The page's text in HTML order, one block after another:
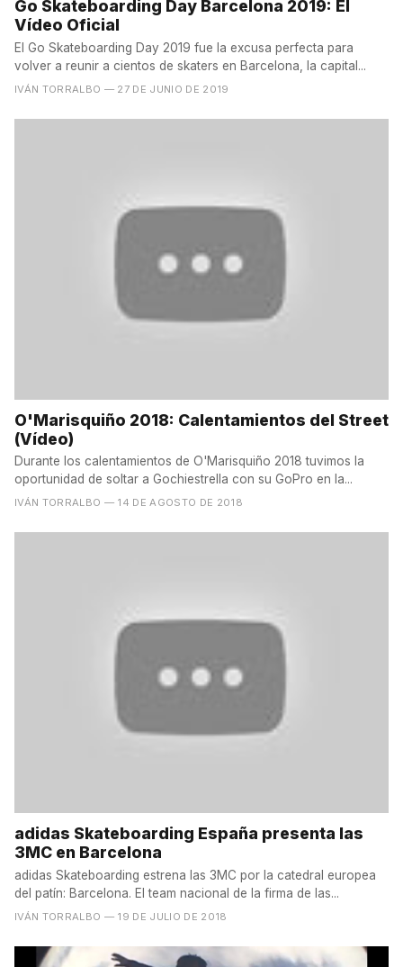
Go Skateboarding Day Barcelona 2019: El
Vídeo Oficial
El Go Skateboarding Day 2019 fue la excusa perfecta para
volver a reunir a cientos de skaters en Barcelona, la capital...
IVÁN TORRALBO — 27 DE JUNIO DE 2019
O'Marisquiño 2018: Calentamientos del Street
(Vídeo)
Durante los calentamientos de O'Marisquiño 2018 tuvimos la
oportunidad de soltar a Gochiestrella con su GoPro en la...
IVÁN TORRALBO — 14 DE AGOSTO DE 2018
adidas Skateboarding España presenta las
3MC en Barcelona
adidas Skateboarding estrena las 3MC por la catedral europea
del patín: Barcelona. El team nacional de la firma de las...
IVÁN TORRALBO — 19 DE JULIO DE 2018